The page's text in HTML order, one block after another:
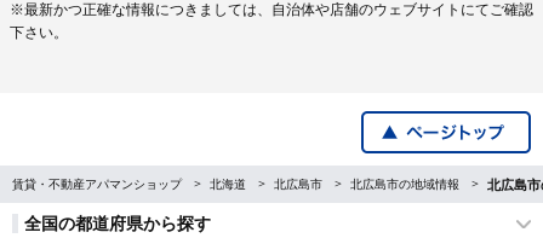
※最新かつ正確な情報につきましては、自治体や店舗のウェブサイトにてご確認
下さい。
賃貸・不動産アパマンショップ 北海道 北広島市 北広島市の地域情報 北広島
全国の都道府県から探す